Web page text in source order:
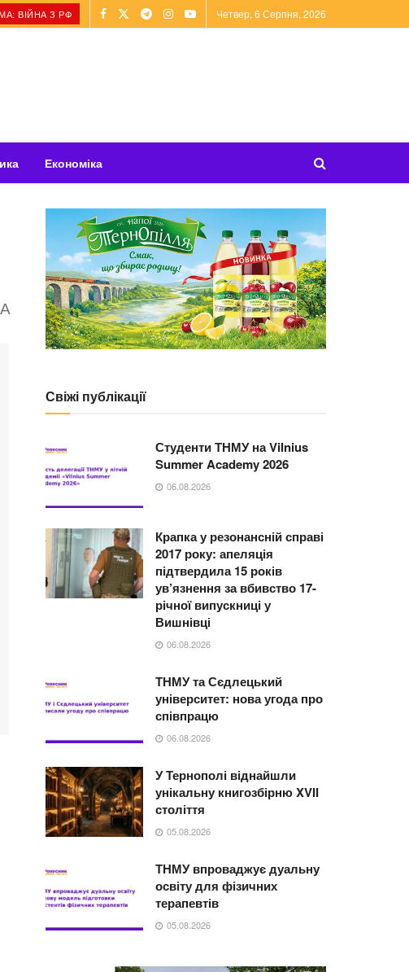
ВІЙНА З РФ Четвер, 6 Серпня, 2026
Економіка
A
Свіжі публікації
Студенти ТНМУ на Vilnius
Summer Academy 2026
06.08.2026
Крапка у резонансній справі
2017 року: апеляція
підтвердила 15 років
ув’язнення за вбивство 17-
річної випускниці у
Вишнівці
06.08.2026
ТНМУ та Сєдлецький
університет: нова угода про
співпрацю
06.08.2026
У Тернополі віднайшли
унікальну книгозбірню XVII
століття
05.08.2026
ТНМУ впроваджує дуальну
освіту для фізичних
терапевтів
05.08.2026